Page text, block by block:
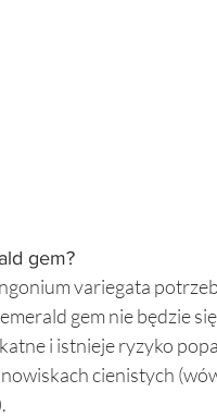
gem?
variegata
gem nie będzie
i istnieje ryzyko
cienistych